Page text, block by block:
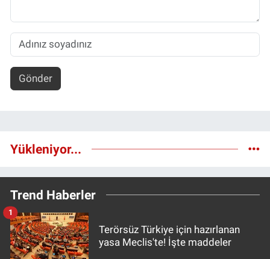
Gönder
Yükleniyor...
Trend Haberler
Terörsüz Türkiye için hazırlanan
yasa Meclis'te! İşte maddeler
1